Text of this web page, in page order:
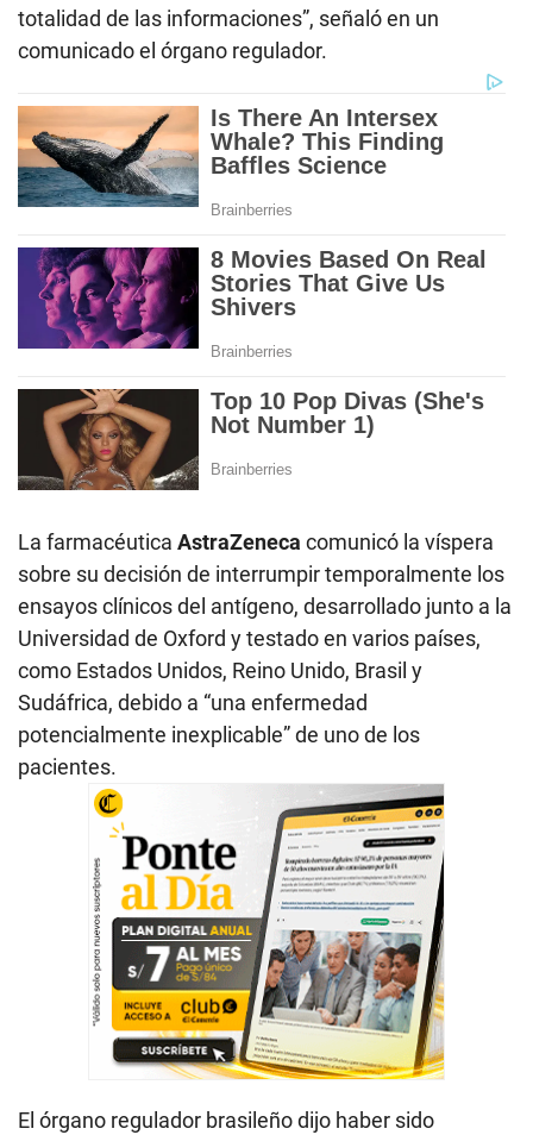
totalidad de las informaciones”, señaló en un
comunicado el órgano regulador.
La farmacéutica AstraZeneca comunicó la víspera
sobre su decisión de interrumpir temporalmente los
ensayos clínicos del antígeno, desarrollado junto a la
Universidad de Oxford y testado en varios países,
como Estados Unidos, Reino Unido, Brasil y
Sudáfrica, debido a “una enfermedad
potencialmente inexplicable” de uno de los
pacientes.
El órgano regulador brasileño dijo haber sido